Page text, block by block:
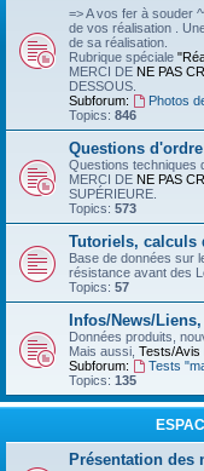
=> A vos fer à souder
de vos réalisation .
de sa réalisation.
Rubrique spéciale
MERCI DE NE PAS
DESSOUS.
Subforum:
Photos
Topics: 846
Questions
Questions techniques
MERCI DE NE PAS
SUPÉRIEURE.
Topics: 573
Tutoriels, calculs
Base de données sur
résistance avant des
Topics: 57
Infos/News/
Données produits,
Mais aussi, Tests/Avis
Subforum:
Tests
Topics: 135
Présentation des